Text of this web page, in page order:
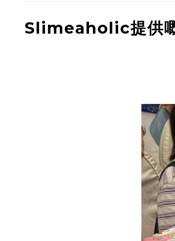
Slimeaholic提供